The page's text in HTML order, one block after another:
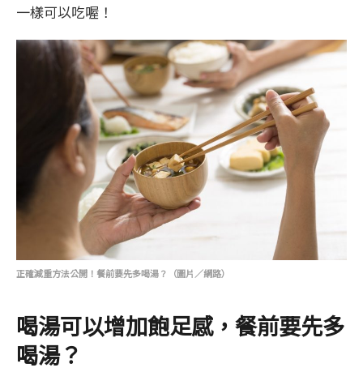
一樣可以吃喔！
正確減重方法公開！餐前要先多喝湯？（圖片／網路）
喝湯可以增加飽足感，餐前要先多
喝湯？